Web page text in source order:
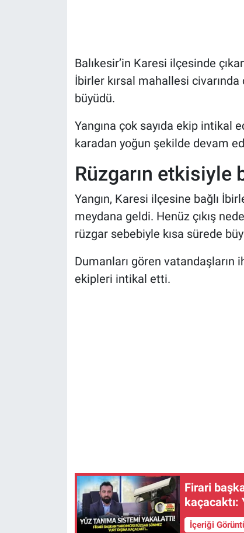
Balıkesir’in Karesi ilçesinde
İbirler kırsal mahallesi civarında
büyüdü.
Yangına çok sayıda ekip intikal
karadan yoğun şekilde devam
Rüzgarın etkisiyle
Yangın, Karesi ilçesine bağlı
meydana geldi. Henüz çıkış
rüzgar sebebiyle kısa sürede
Dumanları gören vatandaşların
ekipleri intikal etti.
Firari başkan
kaçacaktı:
İçeriği